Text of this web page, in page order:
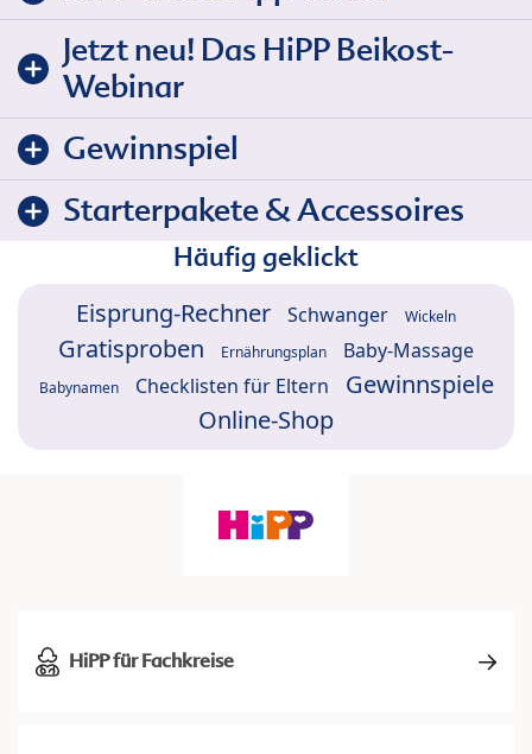
Jetzt neu! Das HiPP Beikost-
Webinar
Gewinnspiel
Starterpakete & Accessoires
Häufig geklickt
Eisprung-Rechner Schwanger Wickeln
Gratisproben Ernährungsplan Baby-Massage
Babynamen Checklisten für Eltern
Gewinnspiele
Online-Shop
HiPP für Fachkreise